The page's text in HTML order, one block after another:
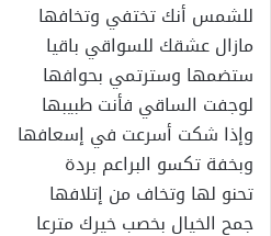
للشمس أنك تختفي وتخافها
مازال عشقك للسواقي باقيا
ستضمها وسترتمي بحوافها
لوجفت الساقي فأنت طبيبها
وإذا شكت أسرعت في إسعافها
وبخفة تكسو البراعم بردة
تحنو لها وتخاف من إتلافها
جمح الخيال بخصب خيرك مترعا